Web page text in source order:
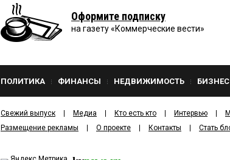
Оформите подписку
на газету «Коммерческие вести»
ПОЛИТИКА ФИНАНСЫ НЕДВИЖИМОСТЬ БИЗНЕС
Свежий выпуск Медиа Кто есть кто Интервью
Размещение рекламы
О проекте Контакты Стать